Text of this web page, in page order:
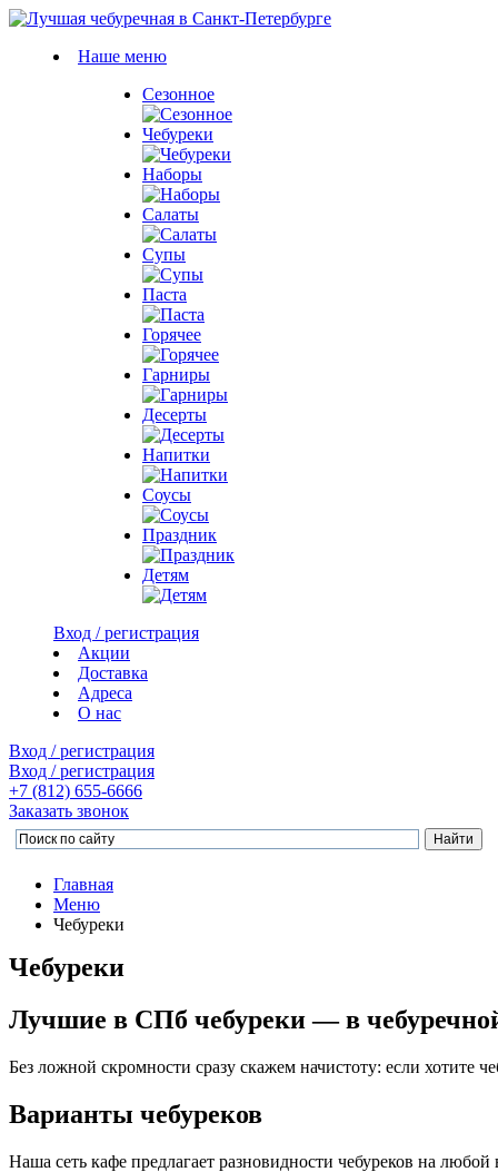
Наше меню
Сезонное
Чебуреки
Наборы
Салаты
Супы
Паста
Горячее
Гарниры
Десерты
Напитки
Соусы
Праздник
Детям
Вход / регистрация
Акции
Доставка
Адреса
О нас
Вход / регистрация
Вход / регистрация
+7 (812) 655-6666
Заказать звонок
Главная
Меню
Чебуреки
Чебуреки
Лучшие в СПб чебуреки — в
Без ложной скромности сразу скажем начистоту: если
Варианты чебуреков
Наша сеть кафе предлагает разновидности чебуреков на